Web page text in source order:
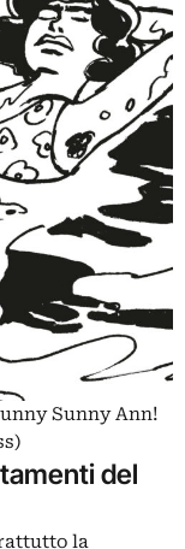
Sunny Ann!
del
la